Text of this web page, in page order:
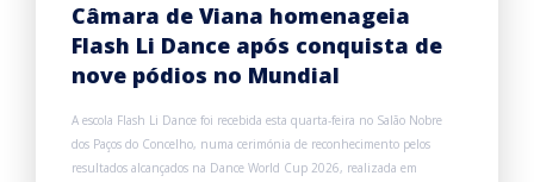
Câmara de Viana homenageia
Flash Li Dance após conquista de
nove pódios no Mundial
A escola Flash Li Dance foi recebida esta quarta-feira no Salão Nobre
dos Paços do Concelho, numa cerimónia de reconhecimento pelos
resultados alcançados na Dance World Cup 2026, realizada em